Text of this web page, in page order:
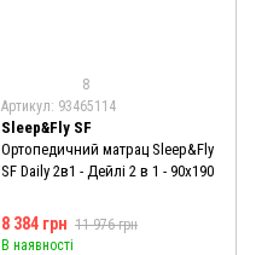
8
Артикул: 93465114
Sleep&Fly SF
Ортопедичний матрац Sleep&Fly
SF Daily 2в1 - Дейлі 2 в 1 - 90x190
8 384 грн 11 976 грн
В наявності